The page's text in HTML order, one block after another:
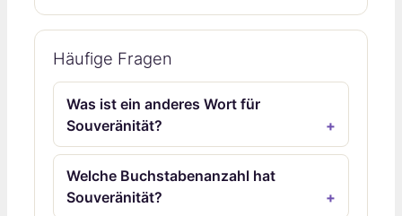
Häufige Fragen
Was ist ein anderes Wort für
Souveränität?
Welche Buchstabenanzahl hat
Souveränität?